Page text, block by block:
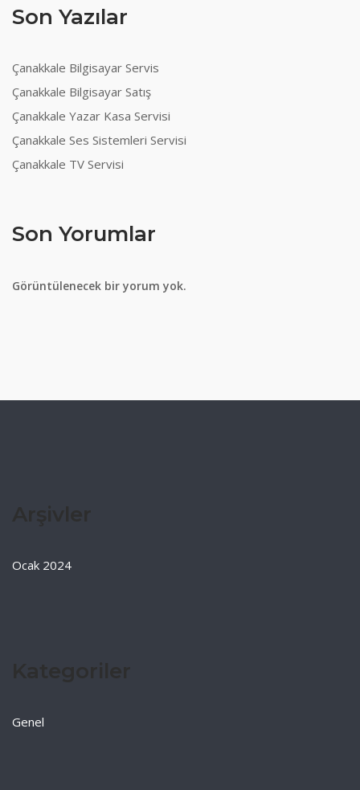
Son Yazılar
Çanakkale Bilgisayar Servis
Çanakkale Bilgisayar Satış
Çanakkale Yazar Kasa Servisi
Çanakkale Ses Sistemleri Servisi
Çanakkale TV Servisi
Son Yorumlar
Görüntülenecek bir yorum yok.
Ocak 2024
Genel